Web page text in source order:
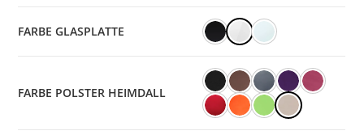
FARBE GLASPLATTE
FARBE POLSTER HEIMDALL